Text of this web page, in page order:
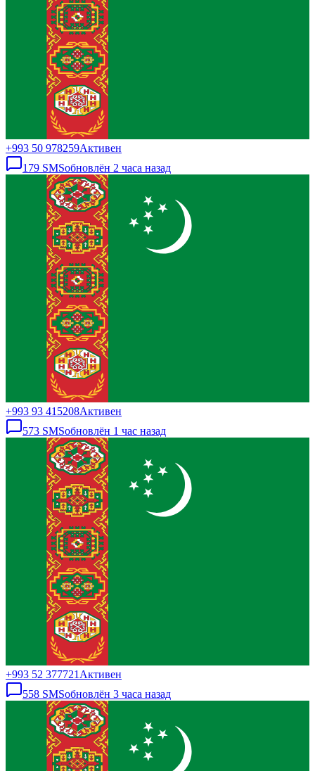
+993 50 978259Активен
179 SMSобновлён 2 часа назад
+993 93 415208Активен
573 SMSобновлён 1 час назад
+993 52 377721 Активен
558 SMSобновлён 3 часа назад